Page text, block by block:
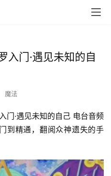
入门·遇见未知的自
魔法
到精通，翻阅众神遗失的手